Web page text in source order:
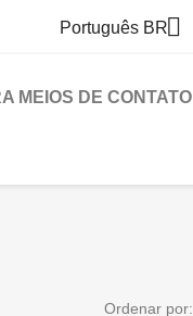
Português BR
MEIOS DE CONTATO
Ordenar por: